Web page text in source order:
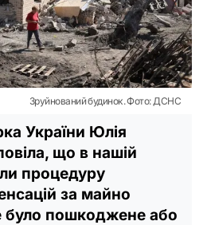
Зруйнований будинок. Фото: ДСНС
України Юлія
що в нашій
процедуру
за майно
було пошкоджене або